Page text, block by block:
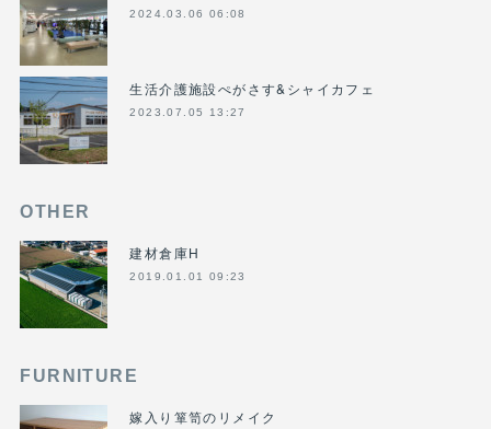
2024.03.06 06:08
生活介護施設ぺがさす&シャイカフェ
2023.07.05 13:27
OTHER
建材倉庫H
2019.01.01 09:23
FURNITURE
嫁入り箪笥のリメイク